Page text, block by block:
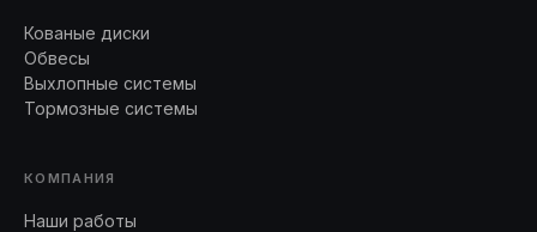
Кованые диски
Обвесы
Выхлопные системы
Тормозные системы
КОМПАНИЯ
Наши работы